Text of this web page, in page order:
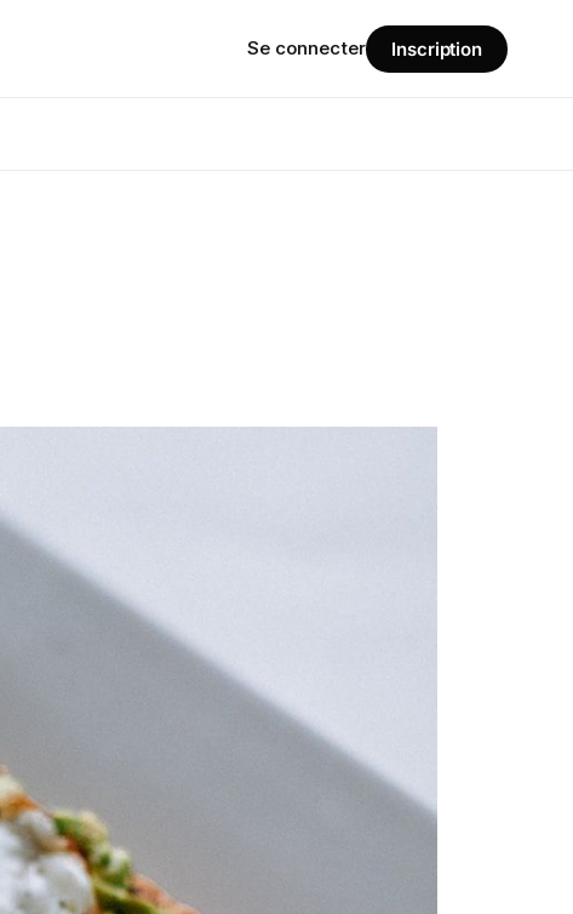
Se connecter Inscription